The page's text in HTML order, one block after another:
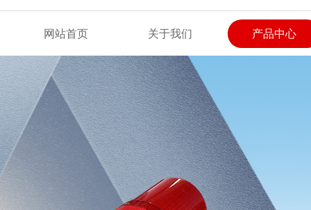
网站首页 关于我们 产品中心